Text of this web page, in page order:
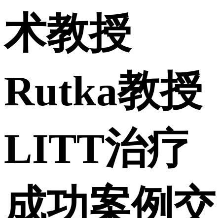
术教授
Rutka教授
LITT治疗
成功案例交